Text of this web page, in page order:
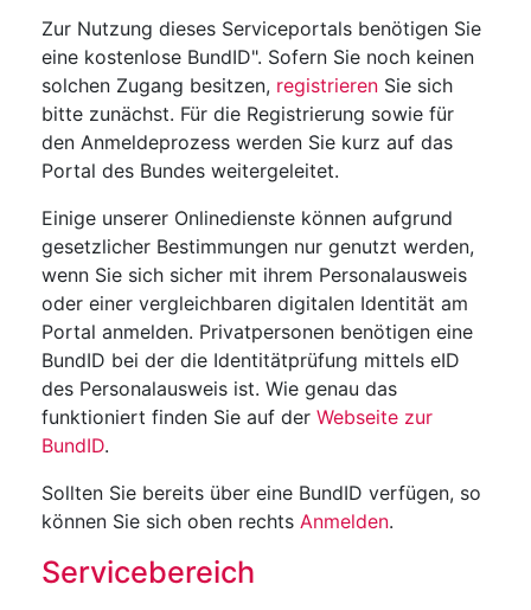
Zur Nutzung dieses Serviceportals benötigen Sie
eine kostenlose BundID". Sofern Sie noch keinen
solchen Zugang besitzen, registrieren Sie sich
bitte zunächst. Für die Registrierung sowie für
den Anmeldeprozess werden Sie kurz auf das
Portal des Bundes weitergeleitet.
Einige unserer Onlinedienste können aufgrund
gesetzlicher Bestimmungen nur genutzt werden,
wenn Sie sich sicher mit ihrem Personalausweis
oder einer vergleichbaren digitalen Identität am
Portal anmelden. Privatpersonen benötigen eine
BundID bei der die Identitätprüfung mittels eID
des Personalausweis ist. Wie genau das
funktioniert finden Sie auf der Webseite zur
BundID.
Sollten Sie bereits über eine BundID verfügen, so
können Sie sich oben rechts Anmelden.
Servicebereich